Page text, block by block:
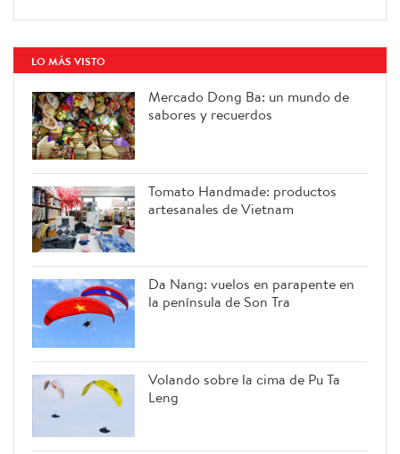
LO MÁS VISTO
Mercado Dong Ba: un mundo de
sabores y recuerdos
Tomato Handmade: productos
artesanales de Vietnam
Da Nang: vuelos en parapente en
la península de Son Tra
Volando sobre la cima de Pu Ta
Leng